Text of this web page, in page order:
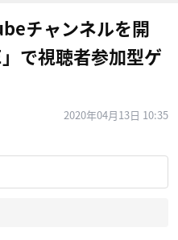
チャンネルを開
で視聴者参加型ゲ
2020年04月13日 10:35